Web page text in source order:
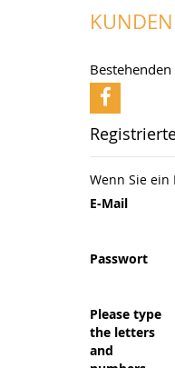
Wenn Sie
E-Mail
Passwort
Please type
the letters
and